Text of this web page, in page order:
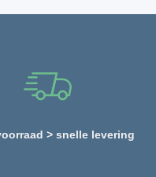
> snelle levering